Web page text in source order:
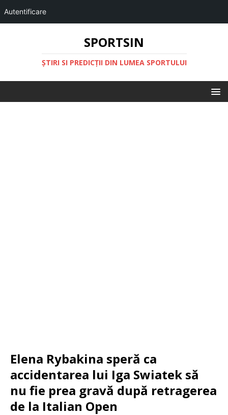
Autentificare
SPORTSIN
ŞTIRI SI PREDICŢII DIN LUMEA SPORTULUI
Elena Rybakina speră ca
accidentarea lui Iga Swiatek să
nu fie prea gravă după retragerea
de la Italian Open